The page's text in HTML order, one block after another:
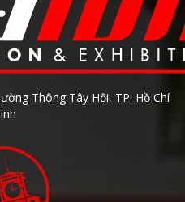
Thông Tây Hội, TP. Hồ Chí